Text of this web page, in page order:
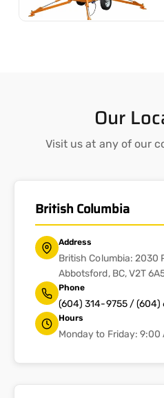
Our
Visit us at any of our
British Columbia
Address
British Columbia: 2030
Abbotsford, BC, V2T
Phone
(604) 314-9755 / (604)
Hours
Monday to Friday: 9:00